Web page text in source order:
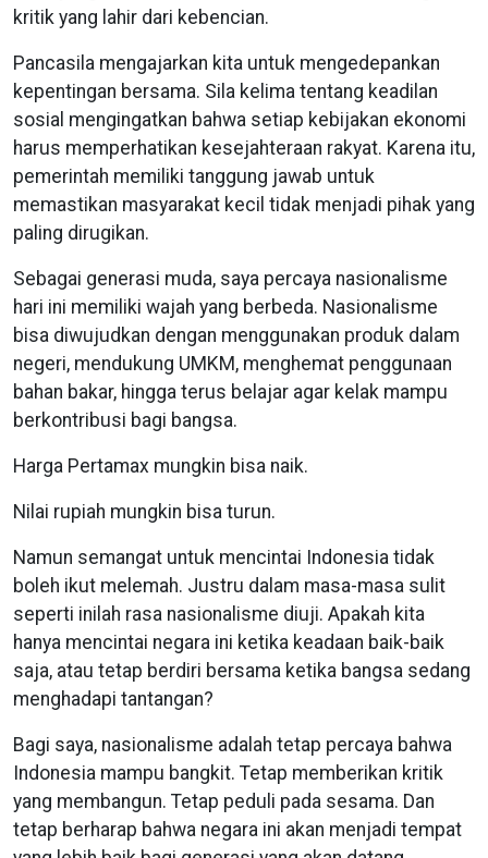
kritik yang lahir dari kebencian.
Pancasila mengajarkan kita untuk mengedepankan
kepentingan bersama. Sila kelima tentang keadilan
sosial mengingatkan bahwa setiap kebijakan ekonomi
harus memperhatikan kesejahteraan rakyat. Karena itu,
pemerintah memiliki tanggung jawab untuk
memastikan masyarakat kecil tidak menjadi pihak yang
paling dirugikan.
Sebagai generasi muda, saya percaya nasionalisme
hari ini memiliki wajah yang berbeda. Nasionalisme
bisa diwujudkan dengan menggunakan produk dalam
negeri, mendukung UMKM, menghemat penggunaan
bahan bakar, hingga terus belajar agar kelak mampu
berkontribusi bagi bangsa.
Harga Pertamax mungkin bisa naik.
Nilai rupiah mungkin bisa turun.
Namun semangat untuk mencintai Indonesia tidak
boleh ikut melemah. Justru dalam masa-masa sulit
seperti inilah rasa nasionalisme diuji. Apakah kita
hanya mencintai negara ini ketika keadaan baik-baik
saja, atau tetap berdiri bersama ketika bangsa sedang
menghadapi tantangan?
Bagi saya, nasionalisme adalah tetap percaya bahwa
Indonesia mampu bangkit. Tetap memberikan kritik
yang membangun. Tetap peduli pada sesama. Dan
tetap berharap bahwa negara ini akan menjadi tempat